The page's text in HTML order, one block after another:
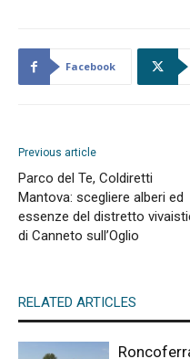
Facebook
Previous article
Parco del Te, Coldiretti
Mantova: scegliere alberi ed
essenze del distretto
di Canneto sull’Oglio
RELATED ARTICLES